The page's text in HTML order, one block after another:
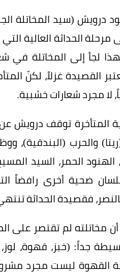
درويش (سيد المخاتلة
مرحلة الحداثة العالية
لجأ إلى المخاتلة في
القصيدة غزلاً، لكنّ
لا مجرد شعارات خشبية.
المتأخرة توقف درويش
والحرب (البندقية)،
الحمر، السيد
ضحية أخرى رافضاً
فقصيدة الحداثة
أن مخاتلته لم تقتصر
جداً: (خبز، قهوة،
القهوة ليست مجرد